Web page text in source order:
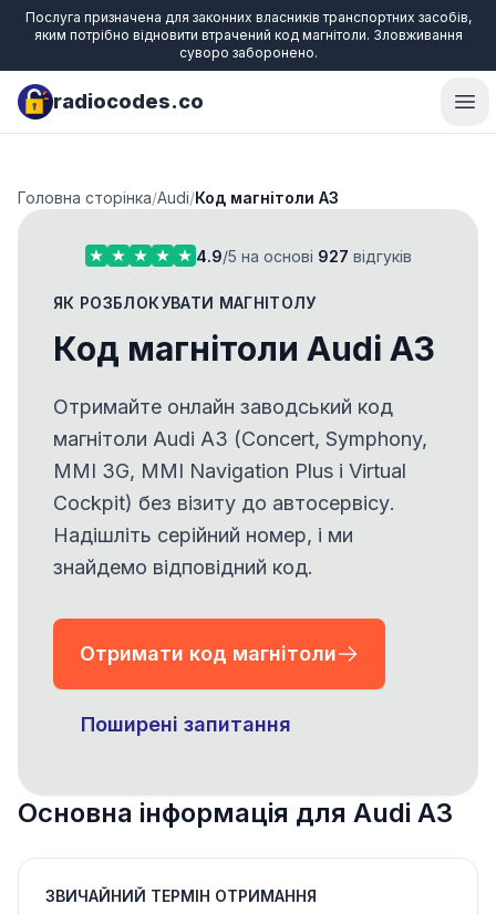
Послуга призначена для законних власників транспортних засобів,
яким потрібно відновити втрачений код магнітоли. Зловживання
суворо заборонено.
radiocodes.co
Головна сторінка/Audi/Код магнітоли A3
4.9/5 на основі 927 відгуків
ЯК РОЗБЛОКУВАТИ МАГНІТОЛУ
Код магнітоли Audi A3
Отримайте онлайн заводський код
магнітоли Audi A3 (Concert, Symphony,
MMI 3G, MMI Navigation Plus і Virtual
Cockpit) без візиту до автосервісу.
Надішліть серійний номер, і ми
знайдемо відповідний код.
Отримати код магнітоли
Поширені запитання
Основна інформація для Audi A3
ЗВИЧАЙНИЙ ТЕРМІН ОТРИМАННЯ